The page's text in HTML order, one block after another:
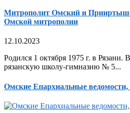
Митрополит Омский и
Омской митрополии
12.10.2023
Родился 1 октября 1975 г. в Рязани.
рязанскую школу-гимназию № 5...
Омские Епархиальные ведомости,